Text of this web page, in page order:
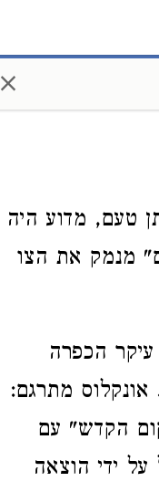
×
טעם, מדוע היה
מנמק את הצו
הכפרה
מתרגם:
הקדש" עם
ידי הוצאה